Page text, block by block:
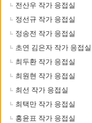
전산우 작가 응접실
정선규 작가 응접실
정송전 작가 응접실
초연 김은자 작가 응접실
최두환 작가 응접실
최원현 작가 응접실
최선 작가 응접실
최택만 작가 응접실
홍윤표 작가 응접실